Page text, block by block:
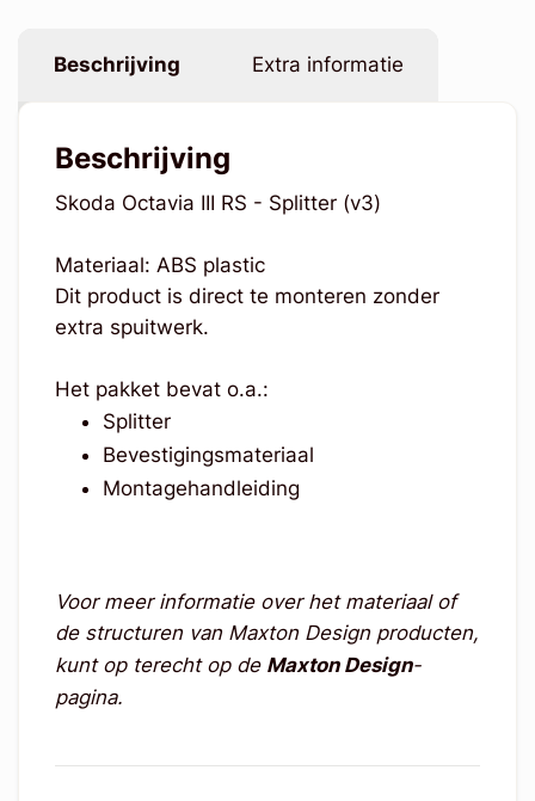
Beschrijving Extra informatie
Beschrijving
Skoda Octavia III RS - Splitter (v3)
Materiaal: ABS plastic
Dit product is direct te monteren zonder
extra spuitwerk.
Het pakket bevat o.a.:
Splitter
Bevestigingsmateriaal
Montagehandleiding
Voor meer informatie over het materiaal of
de structuren van Maxton Design producten,
kunt op terecht op de Maxton Design-
pagina.